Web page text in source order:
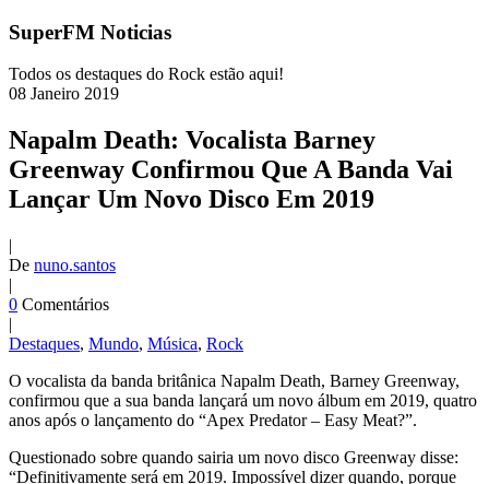
SuperFM Noticias
Todos os destaques do Rock estão aqui!
08 Janeiro 2019
Napalm Death: Vocalista Barney
Greenway Confirmou Que A Banda Vai
Lançar Um Novo Disco Em 2019
|
De nuno.santos
|
0 Comentários
|
Destaques, Mundo, Música, Rock
O vocalista da banda britânica Napalm Death, Barney Greenway,
confirmou que a sua banda lançará um novo álbum em 2019, quatro
anos após o lançamento do “Apex Predator – Easy Meat?”.
Questionado sobre quando sairia um novo disco Greenway disse:
“Definitivamente será em 2019. Impossível dizer quando, porque